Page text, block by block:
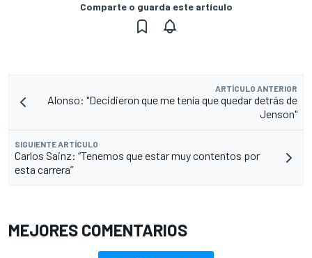
Comparte o guarda este artículo
ARTÍCULO ANTERIOR
Alonso: "Decidieron que me tenía que quedar detrás de
Jenson"
SIGUIENTE ARTÍCULO
Carlos Sainz: “Tenemos que estar muy contentos por
esta carrera”
MEJORES COMENTARIOS